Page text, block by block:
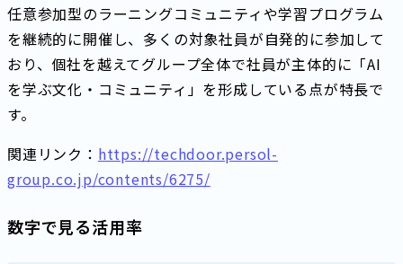
任意参加型のラーニングコミュニティや学習プログラム
を継続的に開催し、多くの対象社員が自発的に参加して
おり、個社を越えてグループ全体で社員が主体的に「AI
を学ぶ文化・コミュニティ」を形成している点が特長で
す。
関連リンク： https://techdoor.persol-
group.co.jp/contents/6275/
数字で見る活用率